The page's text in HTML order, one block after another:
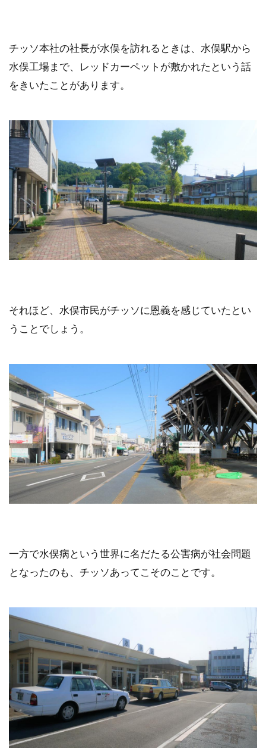
チッソ本社の社長が水俣を訪れるときは、水俣駅から
水俣工場まで、レッドカーペットが敷かれたという話
をきいたことがあります。
それほど、水俣市民がチッソに恩義を感じていたとい
うことでしょう。
一方で水俣病という世界に名だたる公害病が社会問題
となったのも、チッソあってこそのことです。